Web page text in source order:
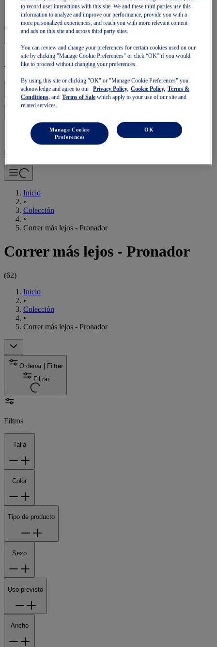
Iniciar sesión | Crear cuenta
Tu cesta está vacía
Navegación Móvil
Inicio
•
Colección
•
Correr más lejos - Pronador
Correr más lejos - Pronador
(62)
Inicio
•
Colección
•
Correr más lejos - Pronador
Ordenar | Filtrar
Filtrar
Filtros
Talla
Color
Tipo de producto
Sexo
Uso previsto
Ancho
to record user interactions with this site. We and these third parties use this
information to analyze and improve our performance, provide you with a
more personalized experiences, and reach you with more relevant content
and ads on this site and across third party sites.
You can review and change your preferences for certain cookies used on our
site by clicking "Manage Cookie Preferences" or click “OK” if you would
like to proceed without changing your preferences.
By using this site or clicking "OK" or "Manage Cookie Preferences" you
acknowledge and agree to our
Privacy Policy, Cookie Policy, Terms &
Conditions, and Terms of Sale which apply to your use of our site and
related services.
Manage Cookie
Preferences
OK